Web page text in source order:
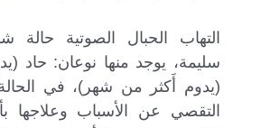
التهاب الحبال الصوتية حالة
سليمة، يوجد منها نوعان: حاد
(يدوم أَكثر من شهر)، في
التقصي عن الأسباب